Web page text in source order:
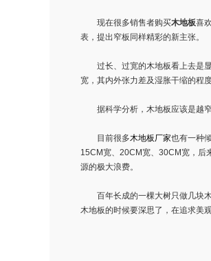
现在很多销售者购买木地板喜
表，提出窄板同样精彩的新主张。
过长、过宽的木地板看上去是
宽，其内外张力差及湿胀干缩的程
据科学分析，木地板应该是越窄
目前很多木地板厂家也有一种
15CM宽、20CM宽、30CM宽，后
源的极大浪费。
百年长成的一棵大树只做几块木
木地板的时候要深思了，在追求美